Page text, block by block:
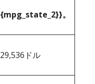
{mpg_state_2}}。
29,536ドル